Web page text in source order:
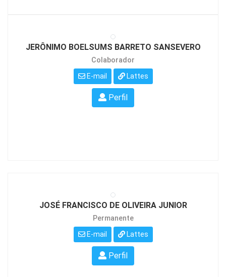
JERÔNIMO BOELSUMS BARRETO SANSEVERO
Colaborador
E-mail Lattes
Perfil
JOSÉ FRANCISCO DE OLIVEIRA JUNIOR
Permanente
E-mail Lattes
Perfil